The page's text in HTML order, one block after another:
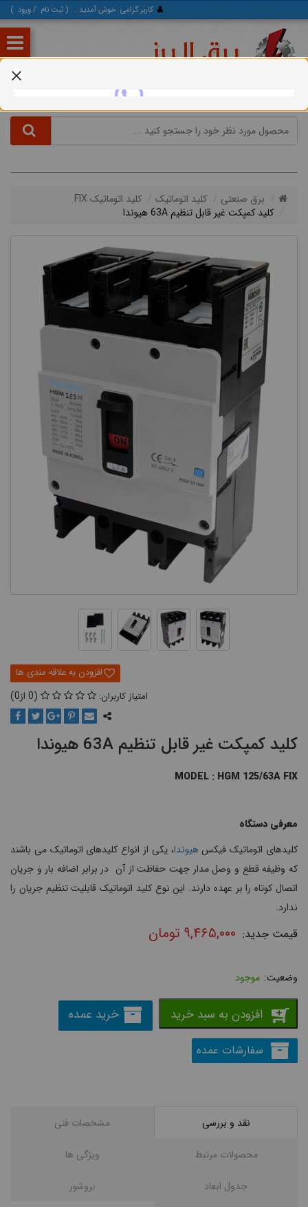
کاربر گرامی خوش آمدید ... ( ثبت‌ نام /ورود )
برق صنعتی کلید اتوماتیک
کلید اتوماتیک FIX
کلید کمپکت غیر قابل تنظیم 63A هیوندا
0
0
کلید کمپکت غیر قابل تنظیم 63A هیوندا
MODEL : HGM 125/63A FIX
معرفی دستگاه
کلیدهای اتوماتیک فیکسهیوندا، یکی از انواع کلیدهای اتوماتیک می باشند
که وظیفه قطع و وصل مدار جهت حفاظت از آن در برابر اضافه بار و جریان
اتصال کوتاه را بر عهده دارند. این نوع کلید اتوماتیک قابلیت تنظیم جریان را
ندارد.
۹,۴۶۵,۰۰۰ تومان
موجود
افزودن به سبد خرید خرید عمده
سفارشات عمده
نقد و بررسی مشخصات فنی
محصولات مرتبط ویژگی ها
جدول ابعاد بروشور